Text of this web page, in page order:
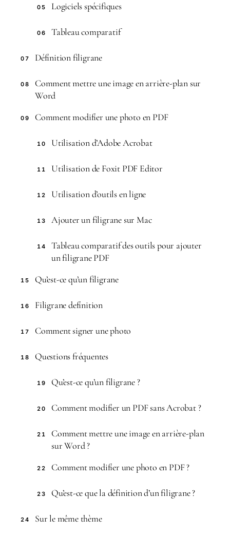
05 Logiciels spécifiques
06 Tableau comparatif
07 Définition filigrane
08
Comment mettre une image en arrière-plan sur
Word
09 Comment modifier une photo en PDF
10 Utilisation d’Adobe Acrobat
11 Utilisation de Foxit PDF Editor
12 Utilisation d’outils en ligne
13 Ajouter un filigrane sur Mac
14
Tableau comparatif des outils pour ajouter
un filigrane PDF
15 Qu’est-ce qu’un filigrane
16 Filigrane definition
17 Comment signer une photo
18 Questions fréquentes
19 Qu’est-ce qu’un filigrane ?
20 Comment modifier un PDF sans Acrobat ?
21
Comment mettre une image en arrière-plan
sur Word ?
22 Comment modifier une photo en PDF ?
23 Qu’est-ce que la définition d’un filigrane ?
24 Sur le même thème